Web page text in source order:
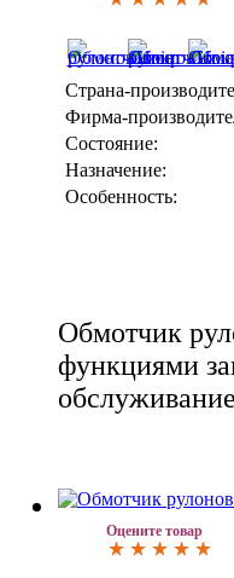
Страна-
Фирма-
Состояние:
Назначение:
Особенность:
Обмотчик
функциями
Оцените товар